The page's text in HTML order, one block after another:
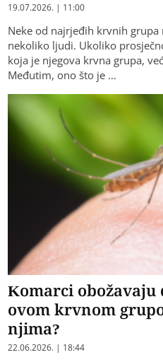
19.07.2026. | 11:00
Neke od najrjeđih krvnih grupa
nekoliko ljudi. Ukoliko
koja je njegova krvna grupa,
Međutim, ono što je …
Komarci obožavaju
ovom krvnom
njima?
22.06.2026. | 18:44